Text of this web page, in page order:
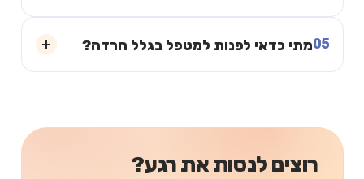
05מתי כדאי לפנות למטפל בגלל חרדה?
רוצים לנסות את רגע?